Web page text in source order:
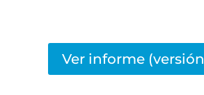
Ver informe